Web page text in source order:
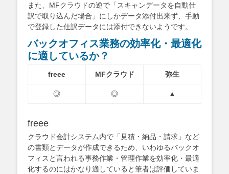
また、MFクラウドの逆で「スキャンデータを自動仕
訳で取り込んだ場合」にしかデータ添付出来ず、手動
で登録した仕訳データには添付できないようです。
バックオフィス業務の効率化・最適化
に適しているか？
freee MFクラウド 弥生
◎ ◎ ▲
freee
クラウド会計システム内で「見積・納品・請求」など
の書類とデータが作成できるため、いわゆるバックオ
フィスと言われる事務作業・管理作業を効率化・最適
化するのにはかなり適していると筆者は評価していま